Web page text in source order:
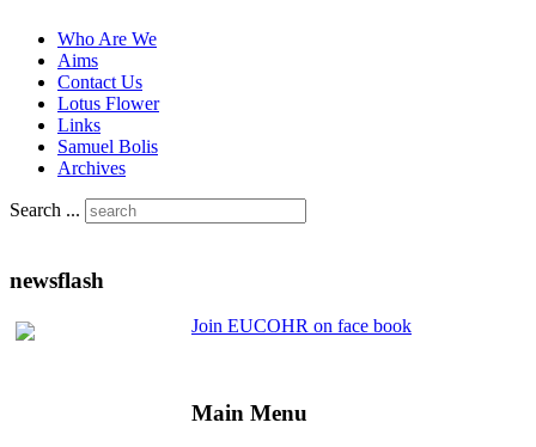
Who Are We
Aims
Contact Us
Lotus Flower
Links
Samuel Bolis
Archives
Search ...
newsflash
Join EUCOHR on face book
Main Menu